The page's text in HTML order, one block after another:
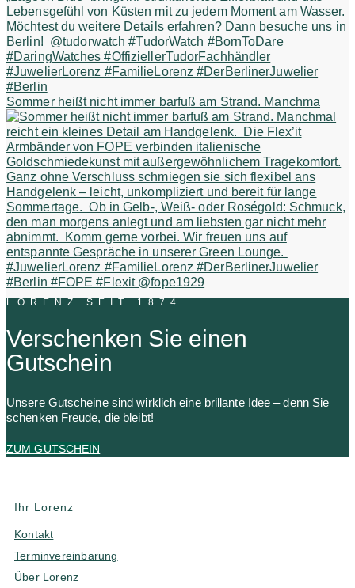
Sommer heißt nicht immer barfuß am Strand. Manchma
LORENZ SEIT 1874
Verschenken Sie einen
Gutschein
Unsere Gutscheine sind wirklich eine brillante Idee – denn Sie
schenken Freude, die bleibt!
ZUM GUTSCHEIN
Ihr Lorenz
Kontakt
Terminvereinbarung
Über Lorenz